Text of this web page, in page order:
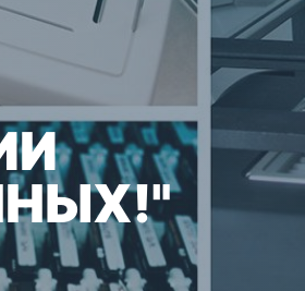
НА НАС В